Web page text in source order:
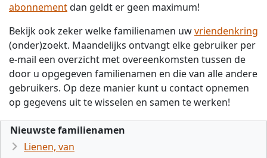
abonnementdan geldt er geen maximum!
Bekijk ook zeker welke familienamen uwvriendenkring
(onder)zoekt. Maandelijks ontvangt elke gebruiker per
e-mail een overzicht met overeenkomsten tussen de
door u opgegeven familienamen en die van alle andere
gebruikers. Op deze manier kunt u contact opnemen
op gegevens uit te wisselen en samen te werken!
Nieuwste familienamen
Lienen, van